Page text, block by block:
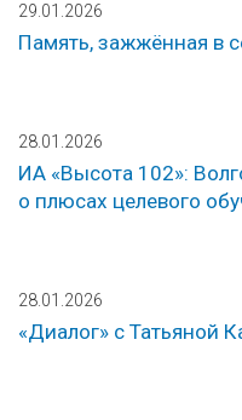
29.01.2026
Память, зажжённая в
28.01.2026
ИА «Высота 102»:
о плюсах целевого
28.01.2026
«Диалог» с Татьяной